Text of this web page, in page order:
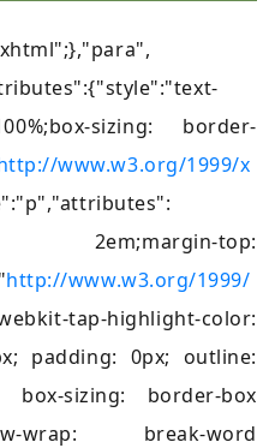
sizing: border-
www.w3.org/1999/x
2em;margin-top:
http://www.w3.org/1999/
tap-highlight-color:
padding: 0px; outline:
box-sizing: border-box
wrap: break-word